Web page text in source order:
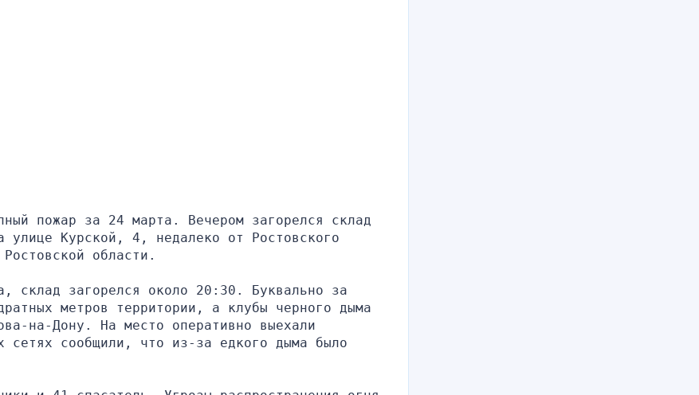
пожар за 24 марта. Вечером загорелся склад
улице Курской, 4, недалеко от Ростовского
области.
склад загорелся около 20:30. Буквально за
метров территории, а клубы черного дыма
на-Дону. На место оперативно выехали
сетях сообщили, что из-за едкого дыма было